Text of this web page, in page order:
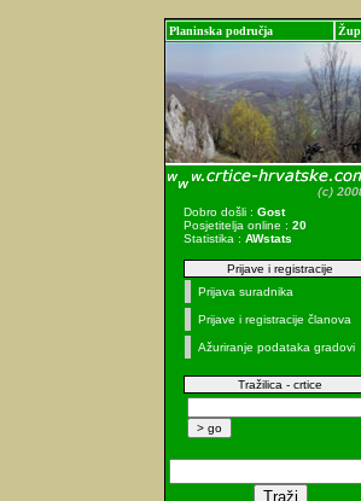
Planinska područja
Dobro došli : Gost
Posjetitelja online : 20
Statistika : AWstats
Prijave i registracije
Prijava suradnika
Prijave i registracije članova
Ažuriranje podataka gradovi
Tražilica - crtice